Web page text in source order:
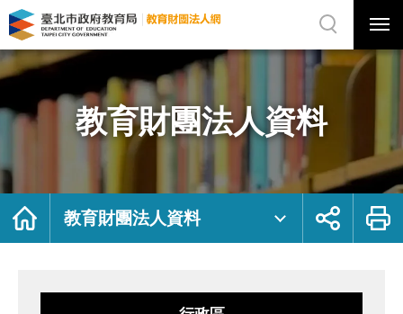
教
育
團
資
料
府
局
法
網
站
選
選
單
關
網
站
尋
教育財團法人資料
首
教育財團法人資料
展
鈕
列